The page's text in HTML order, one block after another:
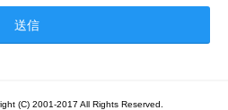
(C) 2001-2017 All Rights Reserved.